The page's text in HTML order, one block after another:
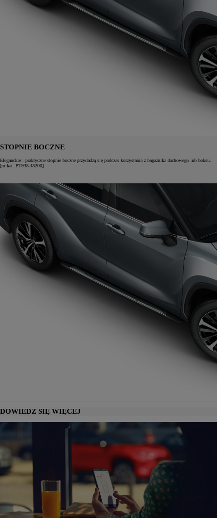
STOPNIE BOCZNE
Eleganckie i praktyczne stopnie boczne przydadzą się podczas korzystania z bagażnika dachowego lub boksu.
[nr kat. PT938-48200]
DOWIEDZ SIĘ WIĘCEJ